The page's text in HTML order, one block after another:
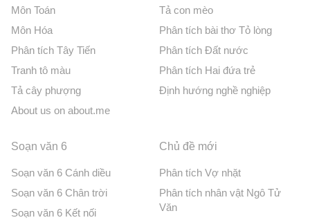
Môn Toán
Môn Hóa
Phân tích Tây Tiến
Tranh tô màu
Tả cây phượng
About us on about.me
Tả con mèo
Phân tích bài thơ Tỏ lòng
Phân tích Đất nước
Phân tích Hai đứa trẻ
Định hướng nghề nghiệp
Soạn văn 6
Soạn văn 6 Cánh diều
Soạn văn 6 Chân trời
Soạn văn 6 Kết nối
Chủ đề mới
Phân tích Vợ nhặt
Phân tích nhân vật Ngô Tử
Văn